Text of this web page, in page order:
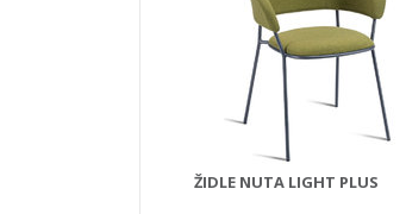
ŽIDLE NUTA LIGHT PLUS